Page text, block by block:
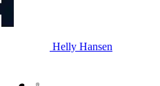
Helly Hansen